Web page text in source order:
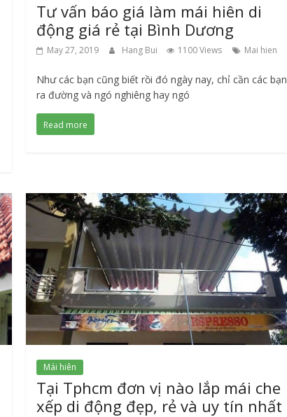
Tư vấn báo giá làm mái hiên di
động giá rẻ tại Bình Dương
May 27, 2019 Hang Bui 1100 Views Mai hien
Như các bạn cũng biết rồi đó ngày nay, chỉ cần các bạn
ra đường và ngó nghiêng hay ngó
Read more
Mái hiên
Tại Tphcm đơn vị nào lắp mái che
xếp di động đẹp, rẻ và uy tín nhất